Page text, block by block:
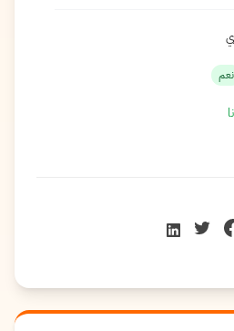
نعم